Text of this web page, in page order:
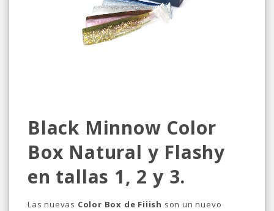
Black Minnow Color
Box Natural y Flashy
en tallas 1, 2 y 3.
Las nuevas Color Box de Fiiish son un nuevo